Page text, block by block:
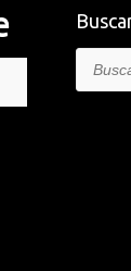
Buscar